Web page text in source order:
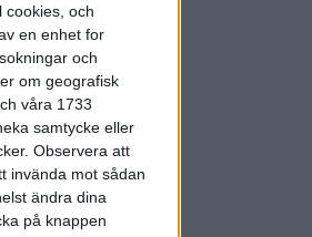
cookies, och
en enhet for
och
om geografisk
våra 1733
samtycke eller
Observera att
invända mot sådan
ändra dina
på knappen